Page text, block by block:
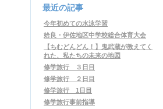
最近の記事
今年初めての水泳学習
姶良・伊佐地区中学校総合体育大会
【ちむどんどん！】鬼武蔵が教えてく
れた、私たちの未来の地図
修学旅行 ３日目
修学旅行 ２日目
修学旅行 1日目
修学旅行事前指導